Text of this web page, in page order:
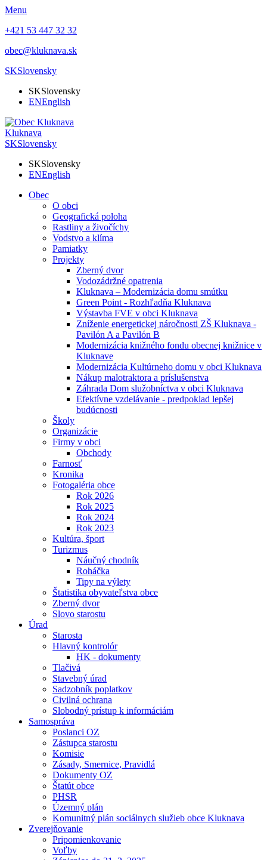
Menu
+421 53 447 32 32
obec@kluknava.sk
SKSlovensky
SKSlovensky
ENEnglish
Kluknava
SKSlovensky
SKSlovensky
ENEnglish
Obec
O obci
Geografická poloha
Rastliny a živočíchy
Vodstvo a klíma
Pamiatky
Projekty
Zberný dvor
Vodozádržné opatrenia
Kluknava – Modernizácia domu smútku
Green Point - Rozhľadňa Kluknava
Výstavba FVE v obci Kluknava
Zníženie energetickej náročnosti ZŠ Kluknava -
Pavilón A a Pavilón B
Modernizácia knižného fondu obecnej knižnice v
Kluknave
Modernizácia Kultúrneho domu v obci Kluknava
Nákup malotraktora a príslušenstva
Záhrada Dom služobníctva v obci Kluknava
Efektívne vzdelávanie - predpoklad lepšej
budúcnosti
Školy
Organizácie
Firmy v obci
Obchody
Farnosť
Kronika
Fotogaléria obce
Rok 2026
Rok 2025
Rok 2024
Rok 2023
Kultúra, šport
Turizmus
Náučný chodník
Roháčka
Tipy na výlety
Štatistika obyvateľstva obce
Zberný dvor
Slovo starostu
Úrad
Starosta
Hlavný kontrolór
HK - dokumenty
Tlačivá
Stavebný úrad
Sadzobník poplatkov
Civilná ochrana
Slobodný prístup k informáciám
Samospráva
Poslanci OZ
Zástupca starostu
Komisie
Zásady, Smernice, Pravidlá
Dokumenty OZ
Štatút obce
PHSR
Územný plán
Komunitný plán sociálnych služieb obce Kluknava
Zverejňovanie
Pripomienkovanie
Voľby